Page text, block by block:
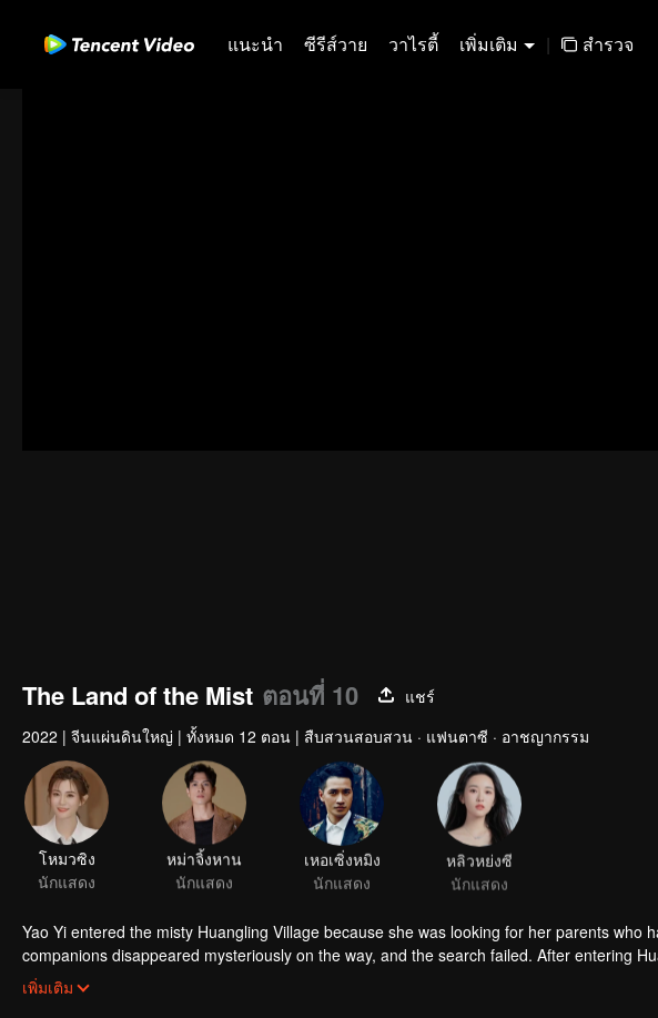
แนะนำ ซีรีส์วาย วาไรตี้ เพิ่มเติม | สำรวจ
The Land of the Mist ตอนที่ 10
แชร์
2022 | จีนแผ่นดินใหญ่ | ทั้งหมด 12 ตอน | สืบสวนสอบสวน · แฟนตาซี · อาชญากรรม
โหมวซิง
นักแสดง
หม่าจิ้งหาน
นักแสดง
เหอเซิ่งหมิง
นักแสดง
หลิวหย่งซี
นักแสดง
Yao Yi entered the misty Huangling Village because she was looking for her parents who
companions disappeared mysteriously on the way, and the search failed. After entering
people in the village, and these people seemed to be related to an accident.
เพิ่มเติม